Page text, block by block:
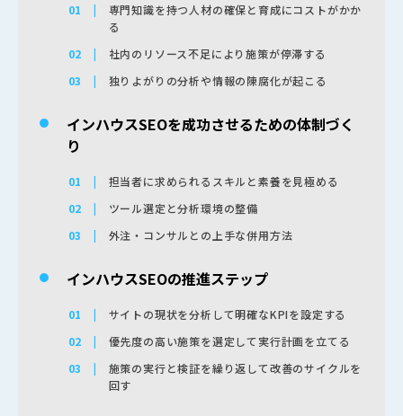
専門知識を持つ人材の確保と育成にコストがかか
る
社内のリソース不足により施策が停滞する
独りよがりの分析や情報の陳腐化が起こる
インハウスSEOを成功させるための体制づく
り
担当者に求められるスキルと素養を見極める
ツール選定と分析環境の整備
外注・コンサルとの上手な併用方法
インハウスSEOの推進ステップ
サイトの現状を分析して明確なKPIを設定する
優先度の高い施策を選定して実行計画を立てる
施策の実行と検証を繰り返して改善のサイクルを
回す